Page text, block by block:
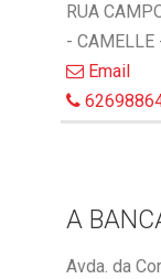
RUA
- CAMELLE
Email
A
Avda. da